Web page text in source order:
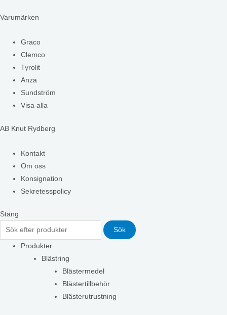
Varumärken
Graco
Clemco
Tyrolit
Anza
Sundström
Visa alla
AB Knut Rydberg
Kontakt
Om oss
Konsignation
Sekretesspolicy
Stäng
Sök
Produkter
Blästring
Blästermedel
Blästertillbehör
Blästerutrustning